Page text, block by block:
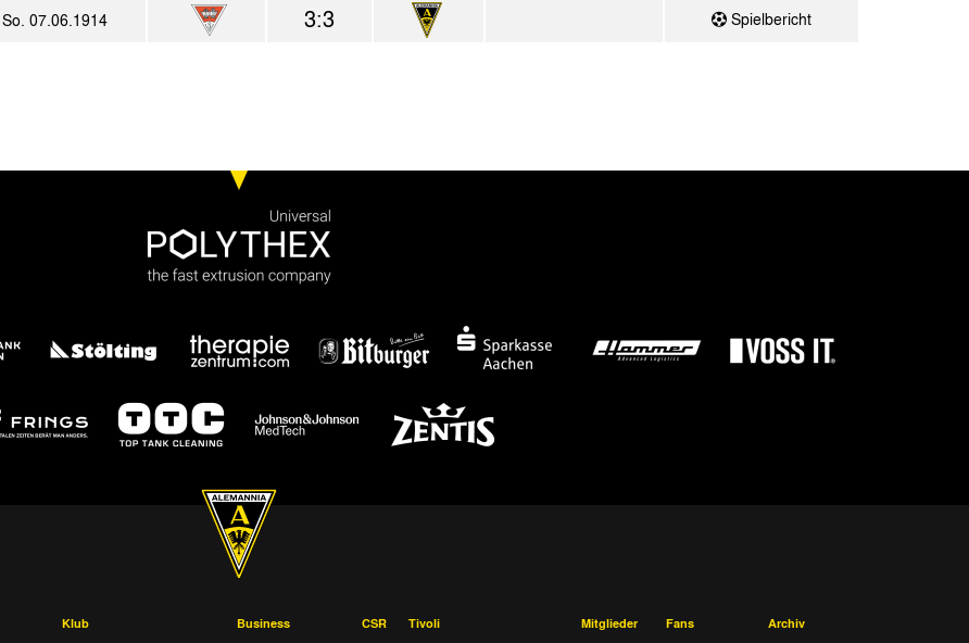
So. 07.06.1914 3:3 Spielbericht
Klub Business CSR Tivoli Mitglieder Fans Archiv